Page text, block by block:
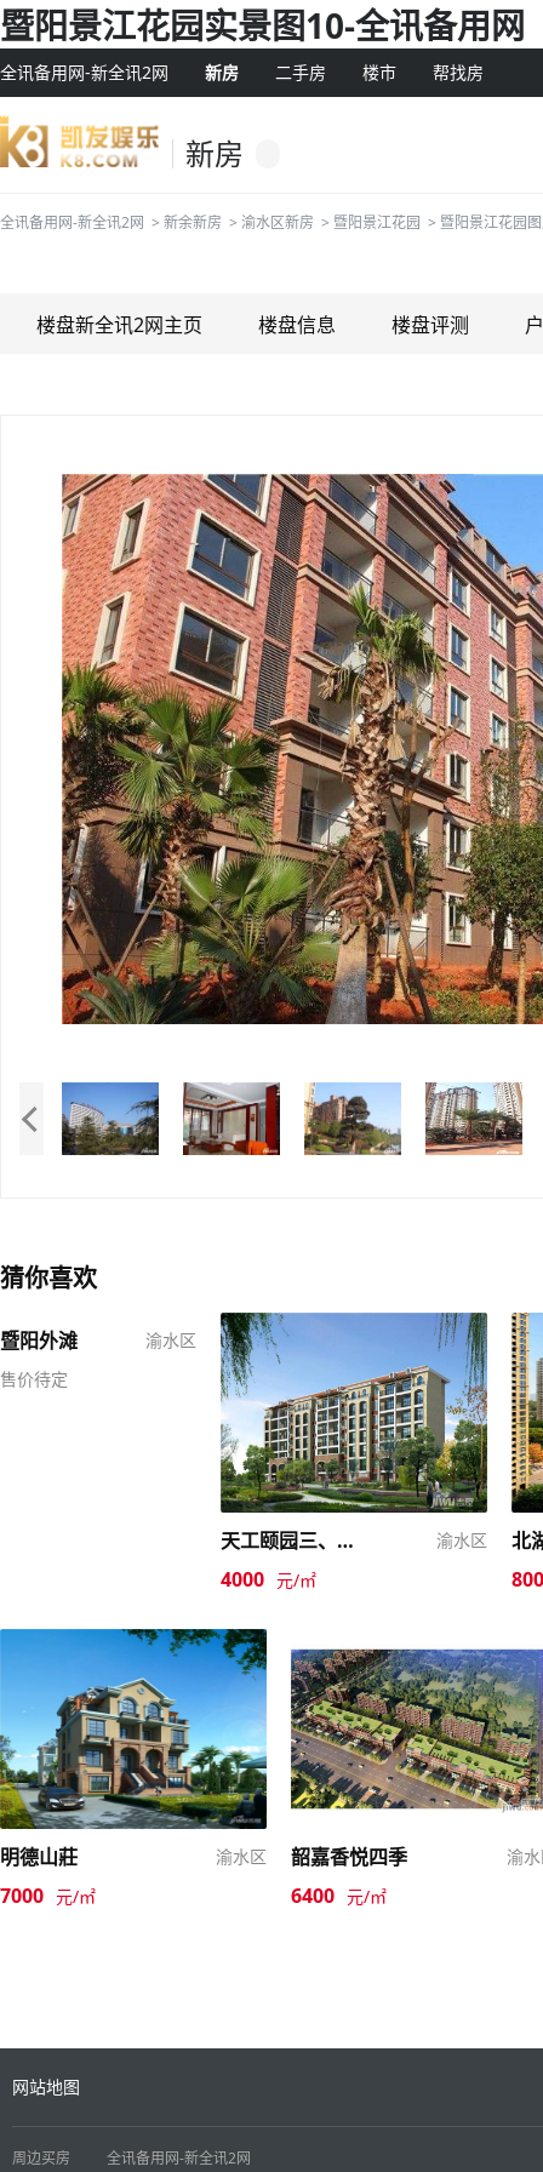
暨阳景江花园实景图10-全讯备用网
全讯备用网-新全讯2网 新房 二手房 楼市 帮找房
新房
全讯备用网-新全讯2网 > 新余新房 > 渝水区新房 > 暨阳景江花园 > 暨阳景江花园
楼盘新全讯2网主页 楼盘信息 楼盘评测
猜你喜欢
暨阳外滩
渝水区
售价待定
天工颐园三、四期 渝水区
4000 元/㎡
北
明德山莊 渝水区
7000 元/㎡
韶嘉香悦四季 渝
6400 元/㎡
网站地图
周边买房 全讯备用网-新全讯2网